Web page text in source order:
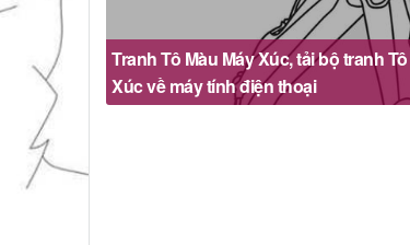
Tranh Tô Màu Máy Xúc, tải bộ tranh
Xúc về máy tính điện thoại